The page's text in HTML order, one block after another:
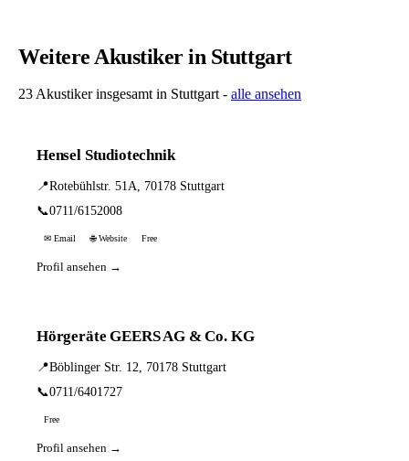
Weitere Akustiker in Stuttgart
23 Akustiker insgesamt in Stuttgart - alle ansehen
Hensel Studiotechnik
📍Rotebühlstr. 51A, 70178 Stuttgart
📞0711/6152008
✉ Email 🌐 Website Free
Profil ansehen →
Hörgeräte GEERS AG & Co. KG
📍Böblinger Str. 12, 70178 Stuttgart
📞0711/6401727
Free
Profil ansehen →